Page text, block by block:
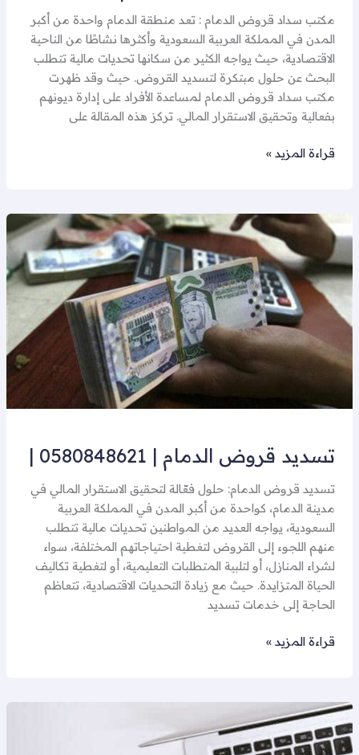
مكتب سداد قروض الدمام : تعد منطقة الدمام واحدة من أكبر
المدن في المملكة العربية السعودية وأكثرها نشاطًا من الناحية
الاقتصادية، حيث يواجه الكثير من سكانها تحديات مالية تتطلب
البحث عن حلول مبتكرة لتسديد القروض. حيث وقد ظهرت
مكتب سداد قروض الدمام لمساعدة الأفراد على إدارة ديونهم
بفعالية وتحقيق الاستقرار المالي. تركز هذه المقالة على
قراءة المزيد »
تسديد قروض الدمام | 0580848621 |
تسديد قروض الدمام: حلول فعّالة لتحقيق الاستقرار المالي في
مدينة الدمام، كواحدة من أكبر المدن في المملكة العربية
السعودية، يواجه العديد من المواطنين تحديات مالية تتطلب
منهم اللجوء إلى القروض لتغطية احتياجاتهم المختلفة، سواء
لشراء المنازل، أو لتلبية المتطلبات التعليمية، أو لتغطية تكاليف
الحياة المتزايدة. حيث مع زيادة التحديات الاقتصادية، تتعاظم
الحاجة إلى خدمات تسديد
تسديد
قروض
الدمام
|
0580848621
قراءة المزيد »
سداد
القروض
|